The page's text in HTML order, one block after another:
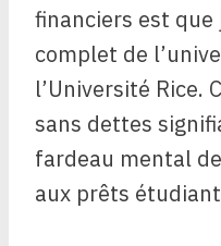
financiers est que
complet de
l’Université Rice.
sans dettes
fardeau mental
aux prêts